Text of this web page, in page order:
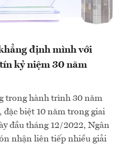
định mình với
kỷ niệm 30 năm
trong hành trình 30 năm
biệt 10 năm trong giai
đầu tháng 12/2022, Ngân
nhận liên tiếp nhiều giải